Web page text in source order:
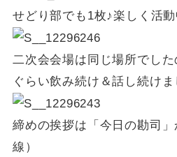
せどり部でも1枚♪楽しく活動
二次会会場は同じ場所でし
ぐらい飲み続け＆話し続けま
締めの挨拶は「今日の勘司
線）